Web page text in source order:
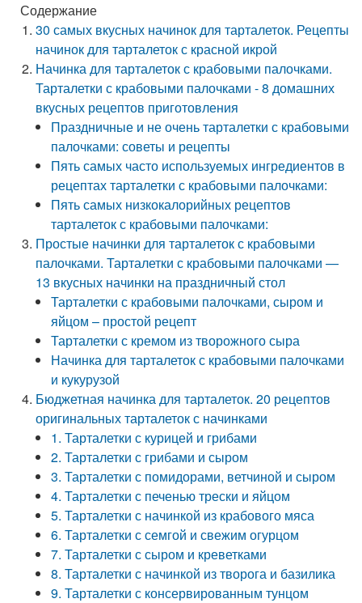
Содержание
30 самых вкусных начинок для тарталеток. Рецепты
начинок для тарталеток с красной икрой
Начинка для тарталеток с крабовыми палочками.
Тарталетки с крабовыми палочками - 8 домашних
вкусных рецептов приготовления
Праздничные и не очень тарталетки с крабовыми
палочками: советы и рецепты
Пять самых часто используемых ингредиентов в
рецептах тарталетки с крабовыми палочками:
Пять самых низкокалорийных рецептов
тарталеток с крабовыми палочками:
Простые начинки для тарталеток с крабовыми
палочками. Тарталетки с крабовыми палочками —
13 вкусных начинки на праздничный стол
Тарталетки с крабовыми палочками, сыром и
яйцом – простой рецепт
Тарталетки с кремом из творожного сыра
Начинка для тарталеток с крабовыми палочками
и кукурузой
Бюджетная начинка для тарталеток. 20 рецептов
оригинальных тарталеток с начинками
1. Тарталетки с курицей и грибами
2. Тарталетки с грибами и сыром
3. Тарталетки с помидорами, ветчиной и сыром
4. Тарталетки с печенью трески и яйцом
5. Тарталетки с начинкой из крабового мяса
6. Тарталетки с семгой и свежим огурцом
7. Тарталетки с сыром и креветками
8. Тарталетки с начинкой из творога и базилика
9. Тарталетки с консервированным тунцом